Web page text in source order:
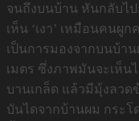
จนถึงบนบ้าน หันกลับไป
เห็น ‘เงา’ เหมือนคนผู
เป็นการมองจากบนบ้า
เมตร ซึ่งภาพมันจะเห็น
บานเกล็ด แล้วมีมุ้งลวด
บันไดจากบ้านผม กระโ